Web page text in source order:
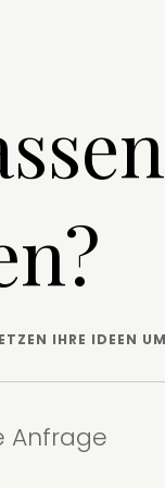
IHRE IDEEN UM
Anfrage